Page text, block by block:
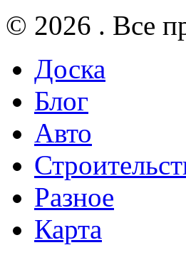
© 2026 . Все
Доска
Блог
Авто
Разное
Карта